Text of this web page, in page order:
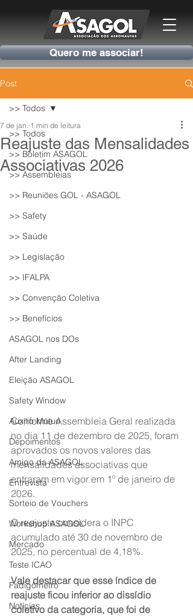
Quero me associar!
Post
>> Todos
>> Boletim ASAGOL
>> Assembleias
>> Reuniões GOL - ASAGOL
>> Safety
>> Saúde
>> Legislação
>> IFALPA
>> Convenção Coletiva
>> Benefícios
ASAGOL nos DOs
After Landing
Eleição ASAGOL
Safety Window
Auxílio Mútuo
Depoimentos
Amigo da ASAGOL
Entrevista
Sorteio de Vouchers
Workshop ASAGOL
Mercado
Teste ICAO
Fadigômetro
Notícias
>> Todos
Reajuste das Mensalidades
Associativas 2026
7 de jan. 1 min de leitura
Conforme Assembleia Geral realizada
no dia 11 de dezembro de 2025, foram
aprovados os novos valores das
mensalidades associativas que
entraram em vigor em 1º de janeiro de
2026.
O reajuste considera o INPC
acumulado até 30 de novembro de
2025, no percentual de 4,18%.
Vale destacar que esse índice de
reajuste ficou inferior ao dissídio
coletivo da categoria, que foi de